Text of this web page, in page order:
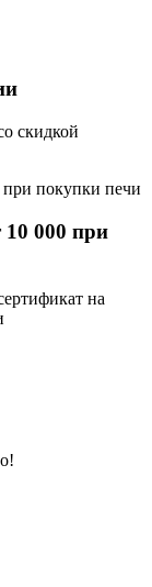
скидкой
000 при
на